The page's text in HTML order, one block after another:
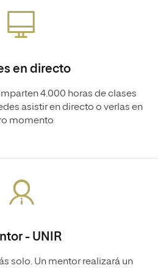
en directo
4.000 horas de clases
asistir en directo o verlas en
momento
- UNIR
solo. Un mentor realizará un